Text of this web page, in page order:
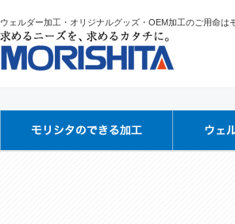
ウェルダー加工・オリジナルグッズ・OEM加工のご用命は